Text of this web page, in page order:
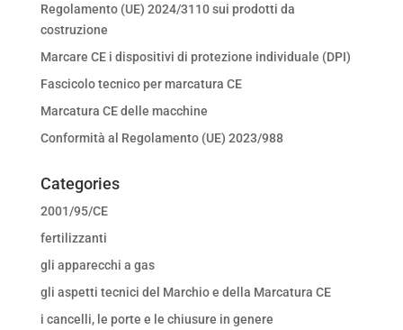
Regolamento (UE) 2024/3110 sui prodotti da
costruzione
Marcare CE i dispositivi di protezione individuale (DPI)
Fascicolo tecnico per marcatura CE
Marcatura CE delle macchine
Conformità al Regolamento (UE) 2023/988
Categories
2001/95/CE
fertilizzanti
gli apparecchi a gas
gli aspetti tecnici del Marchio e della Marcatura CE
i cancelli, le porte e le chiusure in genere